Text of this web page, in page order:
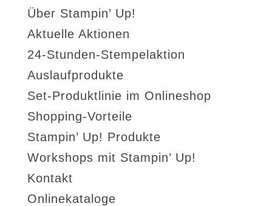
Über Stampin’ Up!
Aktuelle Aktionen
24-Stunden-Stempelaktion
Auslaufprodukte
Set-Produktlinie im Onlineshop
Shopping-Vorteile
Stampin’ Up! Produkte
Workshops mit Stampin’ Up!
Kontakt
Onlinekataloge